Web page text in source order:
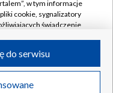
w likwidacji
w tym informacje
cookie, sygnalizatory
świadczenie
przez Ciebie
adresy IP, identyfikatory
do serwisu